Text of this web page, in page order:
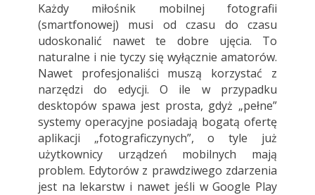
Każdy miłośnik mobilnej fotografii
(smartfonowej) musi od czasu do czasu
udoskonalić nawet te dobre ujęcia. To
naturalne i nie tyczy się wyłącznie amatorów.
Nawet profesjonaliści muszą korzystać z
narzędzi do edycji. O ile w przypadku
desktopów spawa jest prosta, gdyż „pełne”
systemy operacyjne posiadają bogatą ofertę
aplikacji „fotograficzynych”, o tyle już
użytkownicy urządzeń mobilnych mają
problem. Edytorów z prawdziwego zdarzenia
jest na lekarstw i nawet jeśli w Google Play